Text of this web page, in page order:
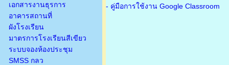
เอกสารงานธุรการ
อาคารสถานที่
ผังโรงเรียน
มาตรการโรงเรียนสีเขียว
ระบบจองห้องประชุม
SMSS กลว
- คู่มือการใช้งาน Google Classroom